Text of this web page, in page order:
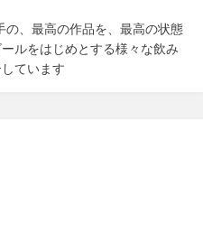
の、最高の作品を、最高の状態
ルをはじめとする様々な飲み
ています